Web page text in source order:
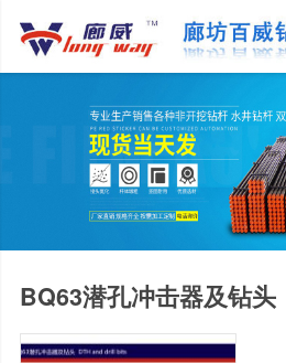
BQ63潜孔冲击器及钻头